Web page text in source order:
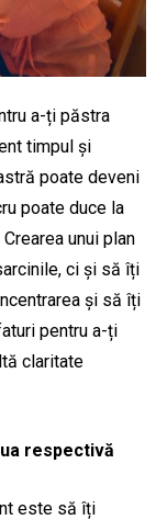
a-ți păstra
timpul și
poate deveni
poate duce la
unui plan
ci și să îți
și să îți
pentru a-ți
claritate
respectivă
este să îți